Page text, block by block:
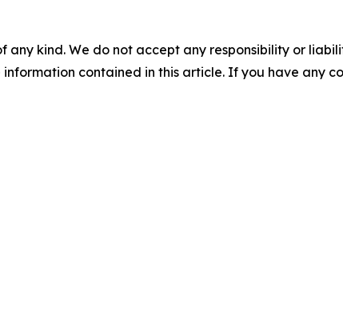
any kind. We do not accept any responsibility or
contained in this article. If you have any